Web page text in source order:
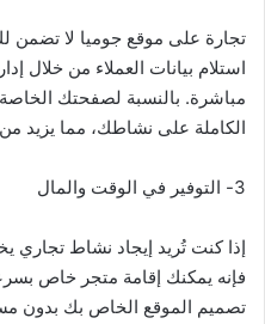
تجارة على موقع جوميا لا
استلام بيانات العملاء من خلال
مباشرة. بالنسبة لصفحتك
الكاملة على نشاطك، مما يزيد
3- التوفير في الوقت والمال
إذا كنت تُريد إيجاد نشاط تجاري
فإنه يمكنك إقامة متجر خاص
تصميم الموقع الخاص بك بدون